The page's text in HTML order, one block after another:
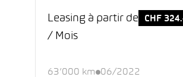
Leasing à partir de CHF
/ Mois
63’000 km 06/2022